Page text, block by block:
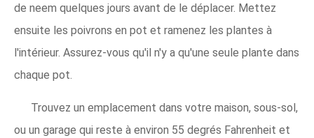
de neem quelques jours avant de le déplacer. Mettez
ensuite les poivrons en pot et ramenez les plantes à
l'intérieur. Assurez-vous qu'il n'y a qu'une seule plante dans
chaque pot.
Trouvez un emplacement dans votre maison, sous-sol,
ou un garage qui reste à environ 55 degrés Fahrenheit et